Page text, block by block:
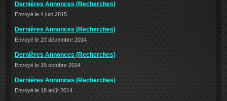
Dernières Annonces (Recherches)
Envoyé le 4 juin 2015
Dernières Annonces (Recherches)
Envoyé le 23 décembre 2014
Dernières Annonces (Recherches)
Envoyé le 15 octobre 2014
Dernières Annonces (Recherches)
Envoyé le 18 août 2014